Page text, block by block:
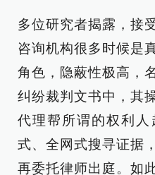
多位研究者揭露，接
咨询机构很多时候是
角色，隐蔽性极高，
纠纷裁判文书中，其
代理帮所谓的权利
式、全网式搜寻证据
再委托律师出庭。如